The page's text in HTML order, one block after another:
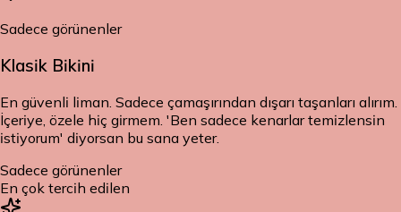
Sadece görünenler
Klasik Bikini
En güvenli liman. Sadece çamaşırından dışarı taşanları alırım.
İçeriye, özele hiç girmem. 'Ben sadece kenarlar temizlensin
istiyorum' diyorsan bu sana yeter.
Sadece görünenler
En çok tercih edilen